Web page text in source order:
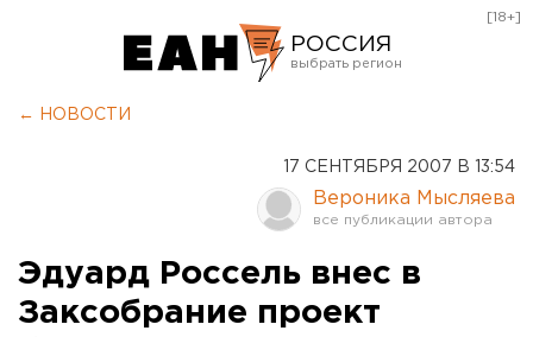
РОССИЯ
Оренбург
[18+]
← НОВОСТИ
17 СЕНТЯБРЯ 2007 В 13:54
Вероника Мысляева
Эдуард Россель внес в
Заксобрание проект